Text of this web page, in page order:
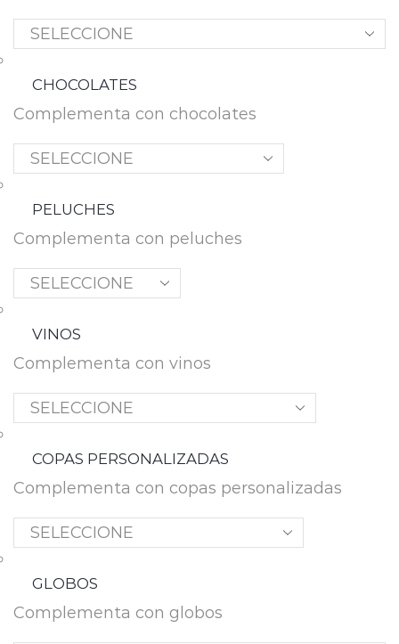
CHOCOLATES
Complementa con chocolates
PELUCHES
Complementa con peluches
VINOS
Complementa con vinos
COPAS PERSONALIZADAS
Complementa con copas personalizadas
GLOBOS
Complementa con globos